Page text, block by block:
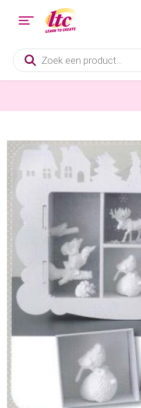
Producten
zoeken